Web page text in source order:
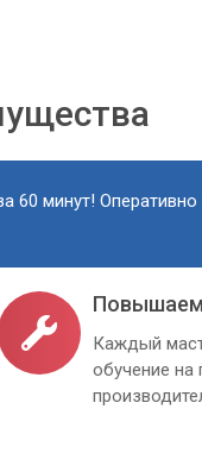
60 минут!
Каждый
обучение на